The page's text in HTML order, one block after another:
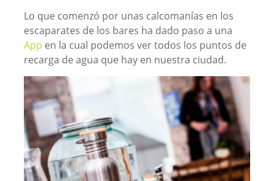
Lo que comenzó por unas calcomanías en los
escaparates de los bares ha dado paso a una
App en la cual podemos ver todos los puntos de
recarga de agua que hay en nuestra ciudad.